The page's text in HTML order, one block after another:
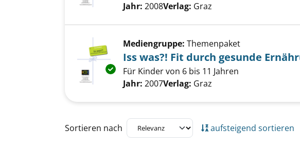
Suche nach diesem Verfasser
Jahr: 2008Verlag: Graz
Exemplar-Details von Iss was?! Fit durch
Mediengruppe: Themenpaket
Iss was?! Fit durch gesunde
Für Kinder von 6 bis 11 Jahren
Suche nach diesem Verfasser
Jahr: 2007Verlag: Graz
Zu den Suchfiltern springen
Sortieren nach aufsteigend sortieren